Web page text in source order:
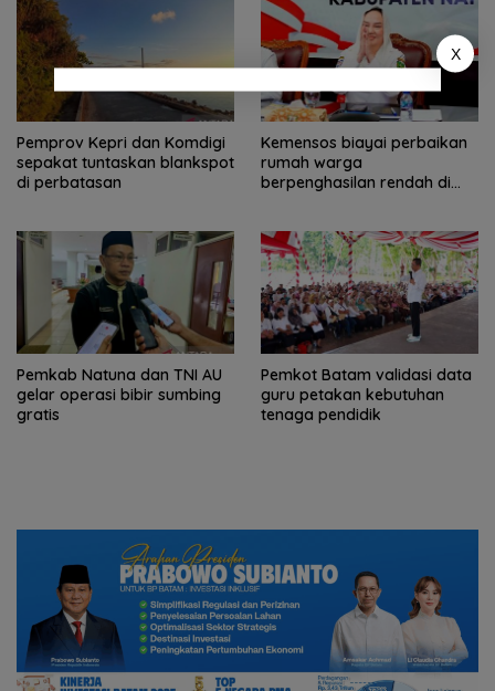
Pemprov Kepri dan Komdigi
sepakat tuntaskan blankspot
di perbatasan
Kemensos biayai perbaikan
rumah warga
berpenghasilan rendah di
Pemkab Natuna dan TNI AU
gelar operasi bibir sumbing
gratis
Pemkot Batam validasi data
guru petakan kebutuhan
tenaga pendidik
X